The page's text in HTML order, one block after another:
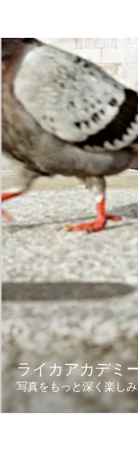
ライカアカデミ
写真をもっと深く楽し